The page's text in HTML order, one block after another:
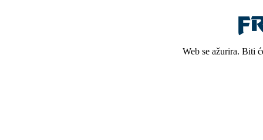
Web se ažurira. Biti